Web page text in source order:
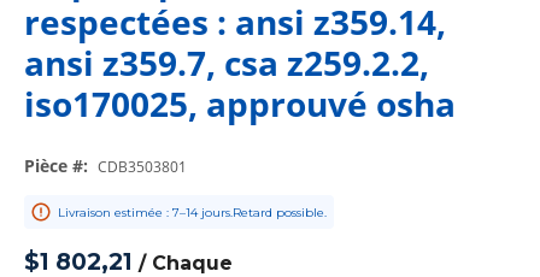
respectées : ansi z359.14,
ansi z359.7, csa z259.2.2,
iso170025, approuvé osha
Pièce #: CDB3503801
Livraison estimée : 7–14 jours.Retard possible.
$1 802,21 / Chaque